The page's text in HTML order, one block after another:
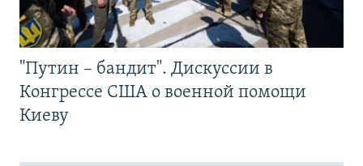
"Путин – бандит". Дискуссии в
Конгрессе США о военной помощи
Киеву